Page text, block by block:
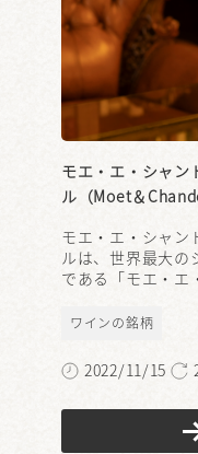
モエ・エ・シャン
ル（Moet＆
モエ・エ・シャン
ルは、世界最大の
である「モエ・エ
ワインの銘柄
2022/11/15